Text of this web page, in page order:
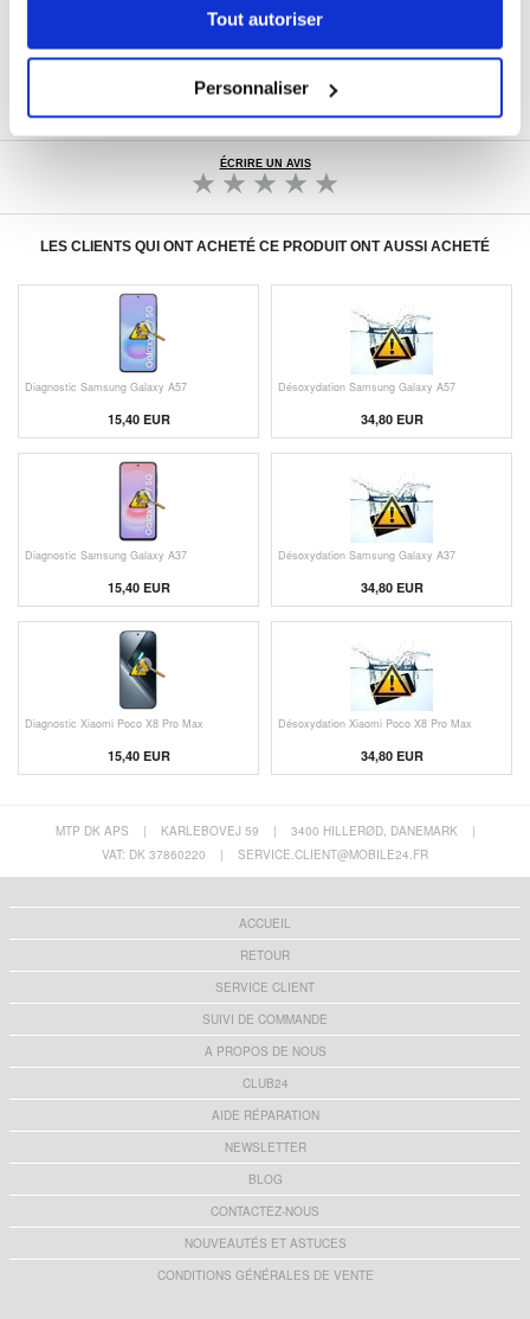
Tout autoriser
Personnaliser
POLITIQUE DE RETOUR DE 30 JOURS
PLUS DE 8 000 000 DE CLIENTS
ÉCRIRE UN AVIS
LES CLIENTS QUI ONT ACHETÉ CE PRODUIT ONT AUSSI ACHETÉ
Diagnostic Samsung Galaxy A57
15,40 EUR
Désoxydation Samsung Galaxy A57
34,80 EUR
Diagnostic Samsung Galaxy A37
15,40 EUR
Désoxydation Samsung Galaxy A37
34,80 EUR
Diagnostic Xiaomi Poco X8 Pro Max
15,40 EUR
Désoxydation Xiaomi Poco X8 Pro Max
34,80 EUR
MTP DK APS | KARLEBOVEJ 59 | 3400 HILLERØD, DANEMARK
|
VAT: DK 37860220
| SERVICE.CLIENT@MOBILE24.FR
ACCUEIL
RETOUR
SERVICE CLIENT
SUIVI DE COMMANDE
A PROPOS DE NOUS
CLUB24
AIDE RÉPARATION
NEWSLETTER
BLOG
CONTACTEZ-NOUS
NOUVEAUTÉS ET ASTUCES
CONDITIONS GÉNÉRALES DE VENTE